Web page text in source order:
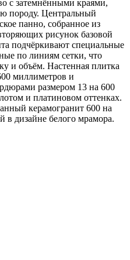
с затемнёнными краями,
породу. Центральный
панно, собранное из
рисунок базовой
подчёркивают специальные
по линиям сетки, что
и объём. Настенная плитка
миллиметров и
размером 13 на 600
и платиновом оттенках.
керамогранит 600 на
дизайне белого мрамора.